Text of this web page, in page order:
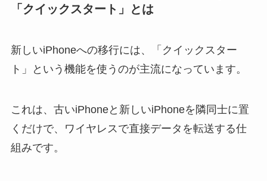
「クイックスタート」とは
新しいiPhoneへの移行には、「クイックスター
ト」という機能を使うのが主流になっています。
これは、古いiPhoneと新しいiPhoneを隣同士に置
くだけで、ワイヤレスで直接データを転送する仕
組みです。